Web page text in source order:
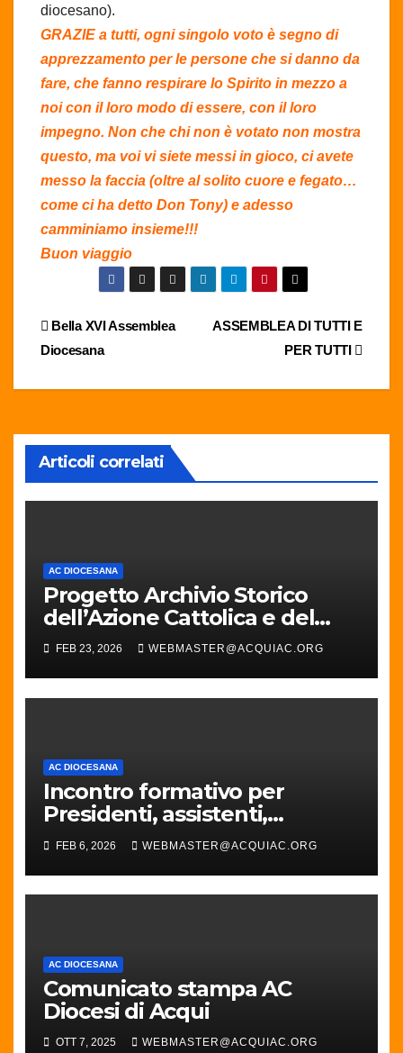
diocesano).
GRAZIE a tutti, ogni singolo voto è segno di
apprezzamento per le persone che si danno da
fare, che fanno respirare lo Spirito in mezzo a
noi con il loro modo di essere, con il loro
impegno. Non che chi non è votato non mostra
questo, ma voi vi siete messi in gioco, ci avete
messo la faccia (oltre al solito cuore e fegato…
come ci ha detto Don Tony) e adesso
camminiamo insieme!!!
Buon viaggio
Navigazione
ASSEMBLEA DI TUTTI E
PER TUTTI
Bella XVI Assemblea
Diocesana
Articoli correlati
AC DIOCESANA
Progetto Archivio Storico
dell’Azione Cattolica e del
Movimento Cattolico in
Diocesi di Acqui
FEB 23, 2026 WEBMASTER@ACQUIAC.ORG
AC DIOCESANA
Incontro formativo per
Presidenti, assistenti,
Responsabili parrocchiali e
diocesani
FEB 6, 2026 WEBMASTER@ACQUIAC.ORG
AC DIOCESANA
Comunicato stampa AC
Diocesi di Acqui
OTT 7, 2025 WEBMASTER@ACQUIAC.ORG